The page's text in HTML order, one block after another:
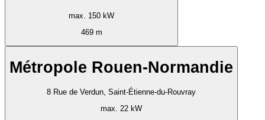
max. 150 kW
469 m
Métropole Rouen-Normandie
8 Rue de Verdun, Saint-Étienne-du-Rouvray
max. 22 kW